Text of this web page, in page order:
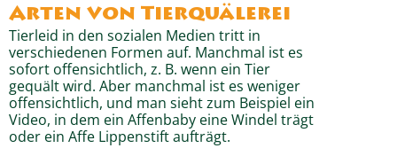
Arten von Tierquälerei
Tierleid in den sozialen Medien tritt in
verschiedenen Formen auf. Manchmal ist es
sofort offensichtlich, z. B. wenn ein Tier
gequält wird. Aber manchmal ist es weniger
offensichtlich, und man sieht zum Beispiel ein
Video, in dem ein Affenbaby eine Windel trägt
oder ein Affe Lippenstift aufträgt.